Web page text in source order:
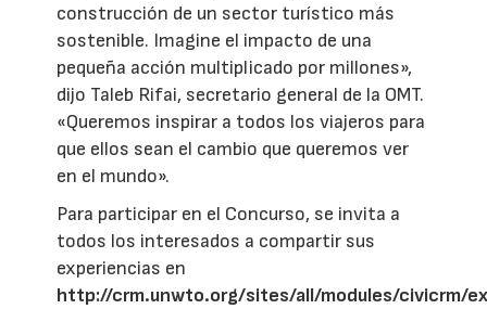
construcción de un sector turístico más
sostenible. Imagine el impacto de una
pequeña acción multiplicado por millones»,
dijo Taleb Rifai, secretario general de la OMT.
«Queremos inspirar a todos los viajeros para
que ellos sean el cambio que queremos ver
en el mundo».
Para participar en el Concurso, se invita a
todos los interesados a compartir sus
experiencias en
http://crm.unwto.org/sites/all/modules/civicrm/